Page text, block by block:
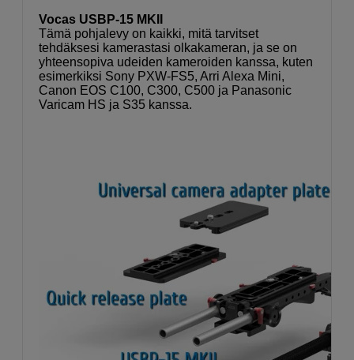
Vocas USBP-15 MKII
Tämä pohjalevy on kaikki, mitä tarvitset
tehdäksesi kamerastasi olkakameran, ja se on
yhteensopiva udeiden kameroiden kanssa, kuten
esimerkiksi Sony PXW-FS5, Arri Alexa Mini,
Canon EOS C100, C300, C500 ja Panasonic
Varicam HS ja S35 kanssa.